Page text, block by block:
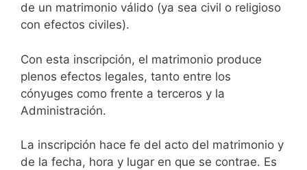
de un matrimonio válido (ya sea civil o religioso
con efectos civiles).
Con esta inscripción, el matrimonio produce
plenos efectos legales, tanto entre los
cónyuges como frente a terceros y la
Administración.
La inscripción hace fe del acto del matrimonio y
de la fecha, hora y lugar en que se contrae. Es